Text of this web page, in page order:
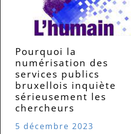
Pourquoi la
numérisation des
services publics
bruxellois inquiète
sérieusement les
chercheurs
5 décembre 2023